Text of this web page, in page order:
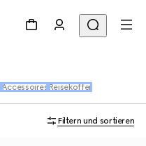
Accessoires Reisekoffer
Filtern und sortieren